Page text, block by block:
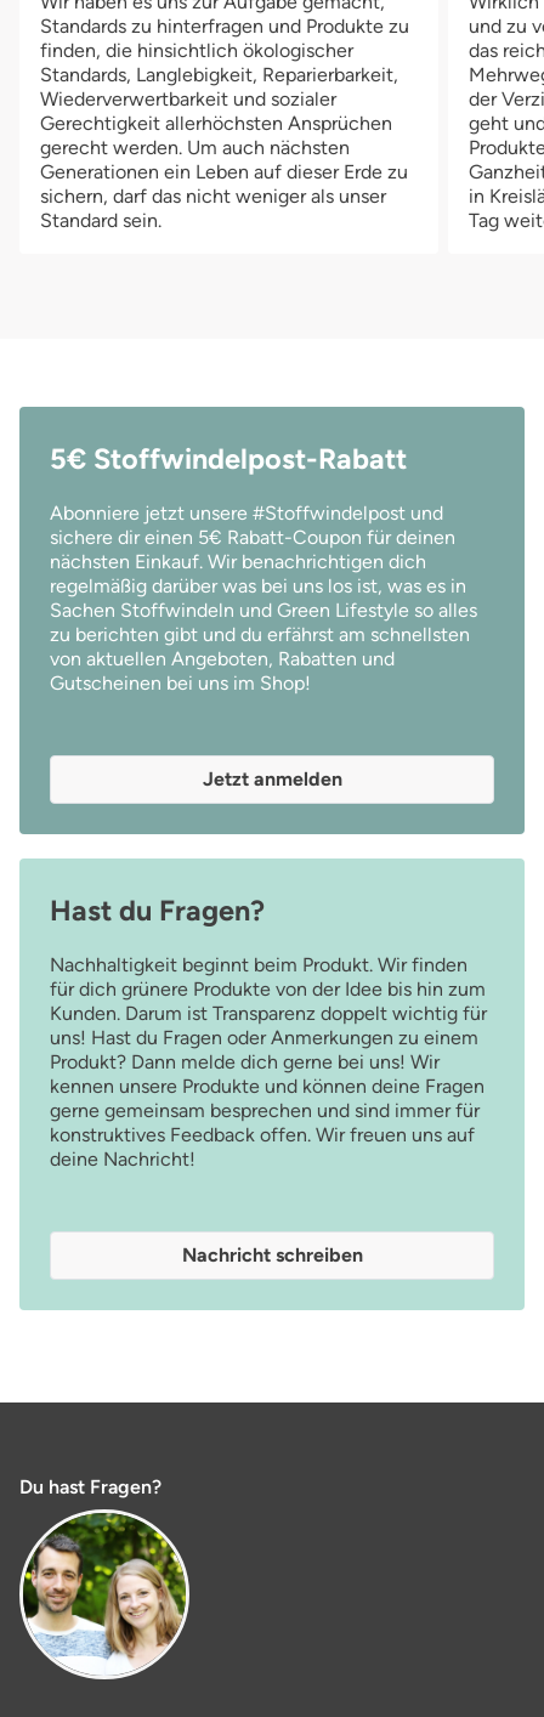
Standards zu hinterfragen und Produkte zu
finden, die hinsichtlich ökologischer
Standards, Langlebigkeit, Reparierbarkeit,
Wiederverwertbarkeit und sozialer
Gerechtigkeit allerhöchsten Ansprüchen
gerecht werden. Um auch nächsten
Generationen ein Leben auf dieser Erde zu
sichern, darf das nicht weniger als unser
Standard sein.
und zu
das
der
geht
in
Tag
5€ Stoffwindelpost-Rabatt
Abonniere jetzt unsere #Stoffwindelpost und
sichere dir einen 5€ Rabatt-Coupon für deinen
nächsten Einkauf. Wir benachrichtigen dich
regelmäßig darüber was bei uns los ist, was es in
Sachen Stoffwindeln und Green Lifestyle so alles
zu berichten gibt und du erfährst am schnellsten
von aktuellen Angeboten, Rabatten und
Gutscheinen bei uns im Shop!
Jetzt anmelden
Hast du Fragen?
Nachhaltigkeit beginnt beim Produkt. Wir finden
für dich grünere Produkte von der Idee bis hin zum
Kunden. Darum ist Transparenz doppelt wichtig für
uns! Hast du Fragen oder Anmerkungen zu einem
Produkt? Dann melde dich gerne bei uns! Wir
kennen unsere Produkte und können deine Fragen
gerne gemeinsam besprechen und sind immer für
konstruktives Feedback offen. Wir freuen uns auf
deine Nachricht!
Nachricht schreiben
Du hast Fragen?